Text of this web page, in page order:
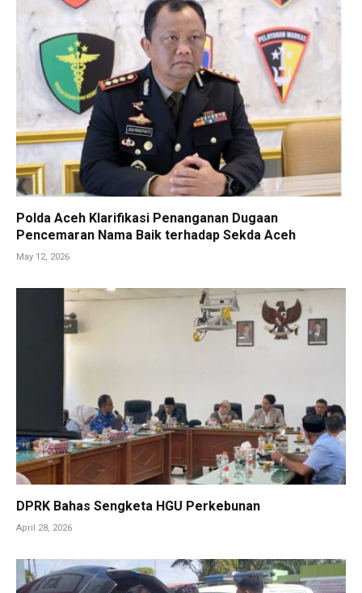
Polda Aceh Klarifikasi Penanganan Dugaan
Pencemaran Nama Baik terhadap Sekda Aceh
May 12, 2026
DPRK Bahas Sengketa HGU Perkebunan
April 28, 2026